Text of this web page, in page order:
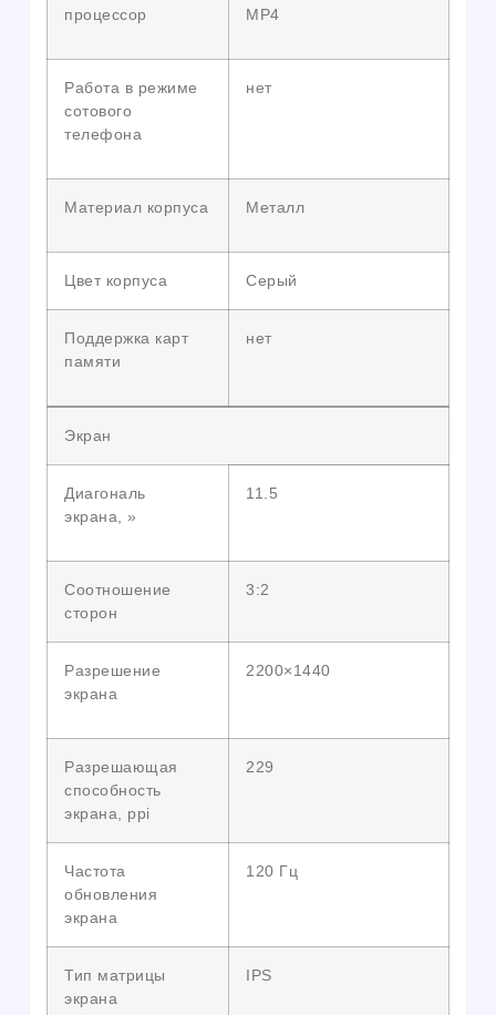
процессор
MP4
Работа в режиме
сотового
телефона
нет
Материал корпуса Металл
Цвет корпуса Серый
Поддержка карт
памяти
нет
Экран
Диагональ
экрана, »
11.5
Соотношение
сторон
3:2
Разрешение
экрана
2200×1440
Разрешающая
способность
экрана, ppi
229
Частота
обновления
экрана
120 Гц
Тип матрицы
экрана
IPS